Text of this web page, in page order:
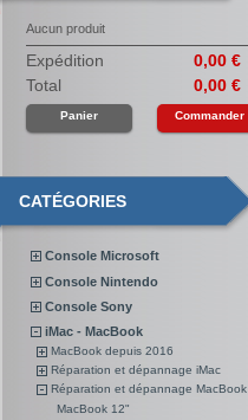
Aucun produit
Expédition
0,00 €
Total
0,00 €
Panier Commander
CATÉGORIES
Console Microsoft
Console Nintendo
Console Sony
iMac - MacBook
MacBook depuis 2016
Réparation et dépannage iMac
Réparation et dépannage MacBook
MacBook 12"